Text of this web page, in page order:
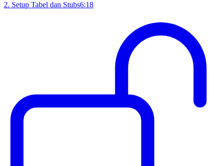
2. Setup Tabel dan Stubs6:18